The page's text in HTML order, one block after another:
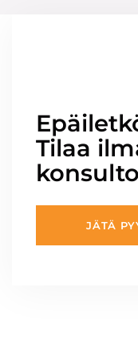
Tilaa
JÄTÄ